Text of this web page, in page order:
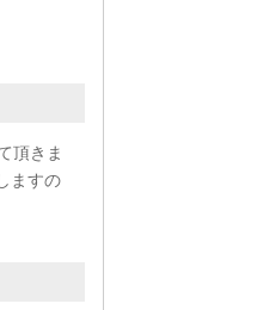
頂きま
ますの